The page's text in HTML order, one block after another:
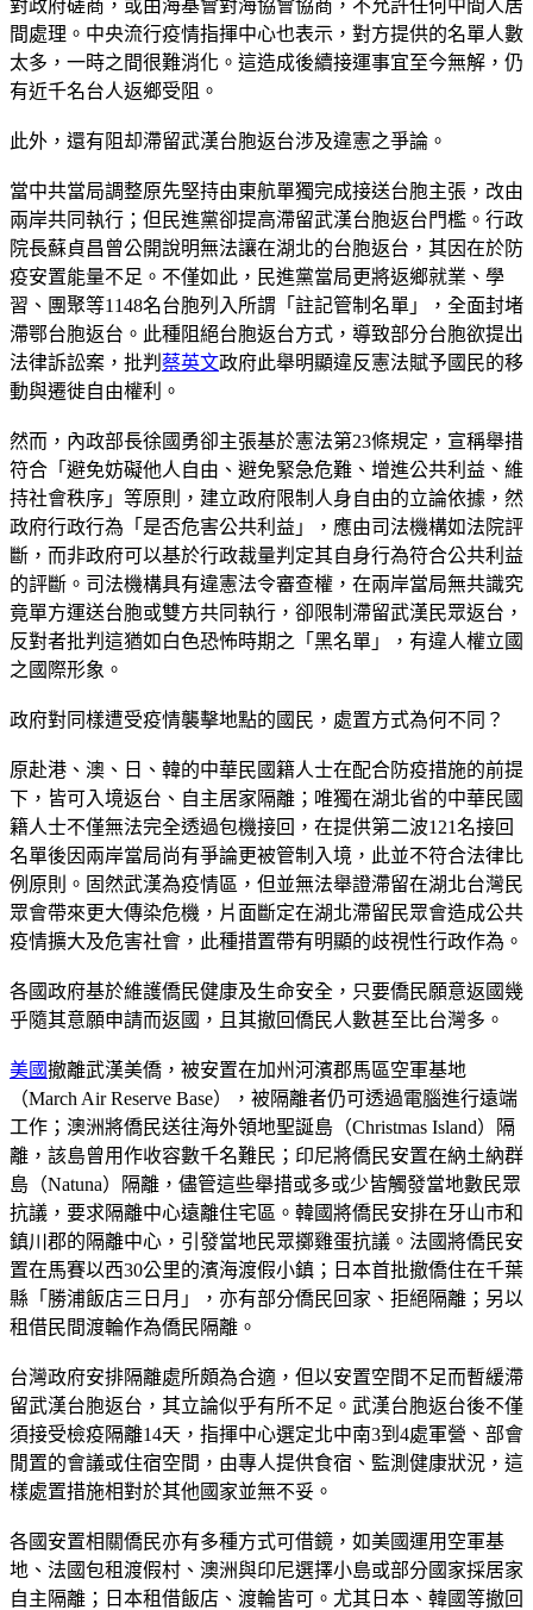
對政府磋商，或由海基會對海協會協商，不允許任何中間人居
間處理。中央流行疫情指揮中心也表示，對方提供的名單人數
太多，一時之間很難消化。這造成後續接運事宜至今無解，仍
有近千名台人返鄉受阻。
此外，還有阻却滯留武漢台胞返台涉及違憲之爭論。
當中共當局調整原先堅持由東航單獨完成接送台胞主張，改由
兩岸共同執行；但民進黨卻提高滯留武漢台胞返台門檻。行政
院長蘇貞昌曾公開說明無法讓在湖北的台胞返台，其因在於防
疫安置能量不足。不僅如此，民進黨當局更將返鄉就業、學
習、團聚等1148名台胞列入所謂「註記管制名單」，全面封堵
滯鄂台胞返台。此種阻絕台胞返台方式，導致部分台胞欲提出
法律訴訟案，批判 蔡英文政府此舉明顯違反憲法賦予國民的移
動與遷徙自由權利。
然而，內政部長徐國勇卻主張基於憲法第23條規定，宣稱舉措
符合「避免妨礙他人自由、避免緊急危難、增進公共利益、維
持社會秩序」等原則，建立政府限制人身自由的立論依據，然
政府行政行為「是否危害公共利益」，應由司法機構如法院評
斷，而非政府可以基於行政裁量判定其自身行為符合公共利益
的評斷。司法機構具有違憲法令審查權，在兩岸當局無共識究
竟單方運送台胞或雙方共同執行，卻限制滯留武漢民眾返台，
反對者批判這猶如白色恐怖時期之「黑名單」，有違人權立國
之國際形象。
政府對同樣遭受疫情襲擊地點的國民，處置方式為何不同？
原赴港、澳、日、韓的中華民國籍人士在配合防疫措施的前提
下，皆可入境返台、自主居家隔離；唯獨在湖北省的中華民國
籍人士不僅無法完全透過包機接回，在提供第二波121名接回
名單後因兩岸當局尚有爭論更被管制入境，此並不符合法律比
例原則。固然武漢為疫情區，但並無法舉證滯留在湖北台灣民
眾會帶來更大傳染危機，片面斷定在湖北滯留民眾會造成公共
疫情擴大及危害社會，此種措置帶有明顯的歧視性行政作為。
各國政府基於維護僑民健康及生命安全，只要僑民願意返國幾
乎隨其意願申請而返國，且其撤回僑民人數甚至比台灣多。
美國撤離武漢美僑，被安置在加州河濱郡馬區空軍基地
（March Air Reserve Base），被隔離者仍可透過電腦進行遠端
工作；澳洲將僑民送往海外領地聖誕島（Christmas Island）隔
離，該島曾用作收容數千名難民；印尼將僑民安置在納土納群
島（Natuna）隔離，儘管這些舉措或多或少皆觸發當地數民眾
抗議，要求隔離中心遠離住宅區。韓國將僑民安排在牙山市和
鎮川郡的隔離中心，引發當地民眾擲雞蛋抗議。法國將僑民安
置在馬賽以西30公里的濱海渡假小鎮；日本首批撤僑住在千葉
縣「勝浦飯店三日月」，亦有部分僑民回家、拒絕隔離；另以
租借民間渡輪作為僑民隔離。
台灣政府安排隔離處所頗為合適，但以安置空間不足而暫緩滯
留武漢台胞返台，其立論似乎有所不足。武漢台胞返台後不僅
須接受檢疫隔離14天，指揮中心選定北中南3到4處軍營、部會
閒置的會議或住宿空間，由專人提供食宿、監測健康狀況，這
樣處置措施相對於其他國家並無不妥。
各國安置相關僑民亦有多種方式可借鏡，如美國運用空軍基
地、法國包租渡假村、澳洲與印尼選擇小島或部分國家採居家
自主隔離；日本租借飯店、渡輪皆可。尤其日本、韓國等撤回